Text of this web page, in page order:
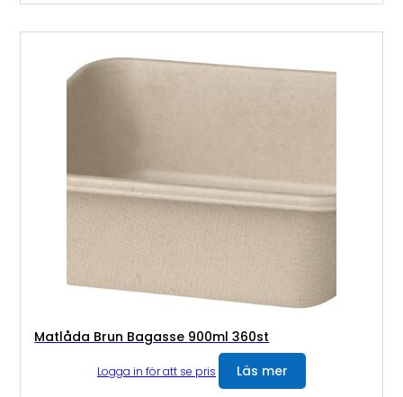
Matlåda Brun Bagasse 900ml 360st
Logga in för att se pris Läs mer